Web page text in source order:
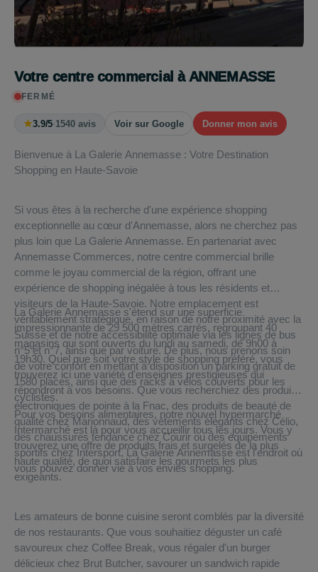
Votre centre commercial à ANNEMASSE
FERMÉ
★3.9/5· 1540 avis Voir sur Google Donner mon avis
Bienvenue à La Galerie Annemasse : Votre Destination
Shopping en Haute-Savoie
Si vous êtes à la recherche d'une expérience shopping
exceptionnelle au cœur d'Annemasse, alors ne cherchez pas
plus loin que La Galerie Annemasse. En partenariat avec
Annemasse Commerces, notre centre commercial brille
comme le joyau commercial de la région, offrant une
expérience de shopping inégalée à tous les résidents et
visiteurs de la Haute-Savoie. Notre emplacement est
véritablement stratégique, en raison de notre proximité avec la
Suisse et de notre accessibilité optimale via les lignes de bus
n°5 et n°7, ainsi que par voiture. De plus, nous prenons soin
de votre confort en mettant à disposition un parking gratuit de
1580 places, ainsi que des racks à vélos couverts pour les
cyclistes.
La Galerie Annemasse s'étend sur une superficie
impressionnante de 29 500 mètres carrés, regroupant 40
magasins qui sont ouverts du lundi au samedi, de 9h00 à
19h30. Quel que soit votre style de shopping préféré, vous
trouverez ici une variété d'enseignes prestigieuses qui
répondront à vos besoins. Que vous recherchiez des produits
électroniques de pointe à la Fnac, des produits de beauté de
qualité chez Marionnaud, des vêtements élégants chez Célio,
des chaussures tendance chez Courir ou des équipements
sportifs chez Intersport, La Galerie Annemasse est l'endroit où
vous pouvez donner vie à vos envies shopping.
Pour vos besoins alimentaires, notre nouvel hypermarché
Intermarché est là pour vous accueillir tous les jours. Vous y
trouverez une offre de produits frais et surgelés de la plus
haute qualité, de quoi satisfaire les gourmets les plus
exigeants.
Les amateurs de bonne cuisine seront comblés par la diversité
de nos restaurants. Que vous souhaitiez déguster un café
savoureux chez Coffee Break, vous régaler d'un burger
délicieux chez Brut Butcher, savourer un sandwich rapide